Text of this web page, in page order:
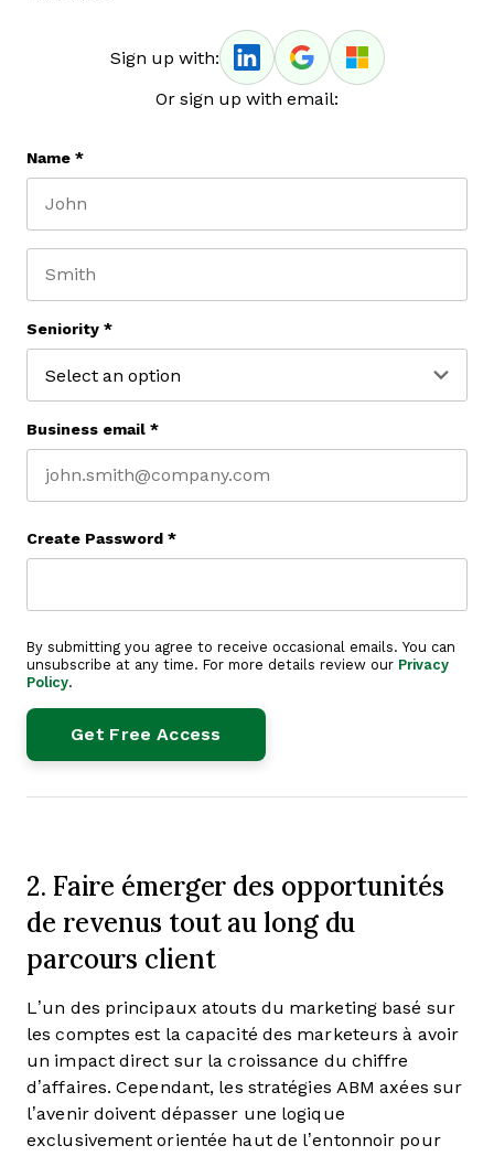
Sign up with:
Or sign up with email:
Name *
Seniority *
Business email *
Create Password *
By submitting you agree to receive occasional emails. You can
unsubscribe at any time. For more details review our Privacy
Policy.
2. Faire émerger des opportunités
de revenus tout au long du
parcours client
L’un des principaux atouts du marketing basé sur
les comptes est la capacité des marketeurs à avoir
un impact direct sur la croissance du chiffre
d’affaires. Cependant, les stratégies ABM axées sur
l’avenir doivent dépasser une logique
exclusivement orientée haut de l’entonnoir pour